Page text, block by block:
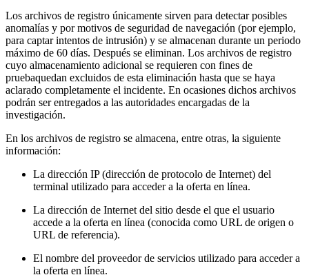
Los archivos de registro únicamente sirven para detectar posibles
anomalías y por motivos de seguridad de navegación (por ejemplo,
para captar intentos de intrusión) y se almacenan durante un periodo
máximo de 60 días. Después se eliminan. Los archivos de registro
cuyo almacenamiento adicional se requieren con fines de
pruebaquedan excluidos de esta eliminación hasta que se haya
aclarado completamente el incidente. En ocasiones dichos archivos
podrán ser entregados a las autoridades encargadas de la
investigación.
En los archivos de registro se almacena, entre otras, la siguiente
información:
La dirección IP (dirección de protocolo de Internet) del
terminal utilizado para acceder a la oferta en línea.
La dirección de Internet del sitio desde el que el usuario
accede a la oferta en línea (conocida como URL de origen o
URL de referencia).
El nombre del proveedor de servicios utilizado para acceder a
la oferta en línea.